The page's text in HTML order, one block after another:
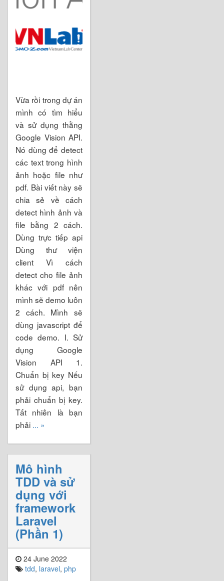
Vừa rồi trong dự án
mình có tìm hiểu
và sử dụng thằng
Google Vision API.
Nó dùng để detect
các text trong hình
ảnh hoặc file như
pdf. Bài viết này sẽ
chia sẻ về cách
detect hình ảnh và
file bằng 2 cách.
Dùng trực tiếp api
Dùng thư viện
client Vì cách
detect cho file ảnh
khác với pdf nên
mình sẽ demo luôn
2 cách. Mình sẽ
dùng javascript để
code demo. I. Sử
dụng Google
Vision API 1.
Chuẩn bị key Nếu
sử dụng api, bạn
phải chuẩn bị key.
Tất nhiên là bạn
phải ... »
Mô hình
TDD và sử
dụng với
framework
Laravel
(Phần 1)
24 June 2022
tdd, laravel, php